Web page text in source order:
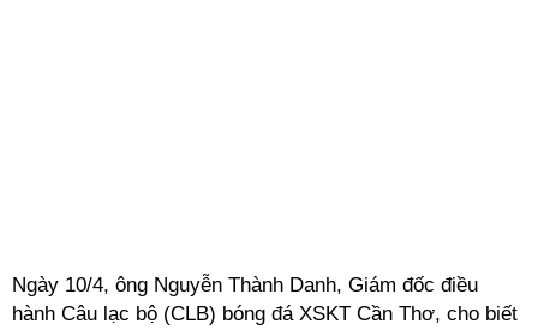
Ngày 10/4, ông Nguyễn Thành Danh, Giám đốc điều
hành Câu lạc bộ (CLB) bóng đá XSKT Cần Thơ, cho biết